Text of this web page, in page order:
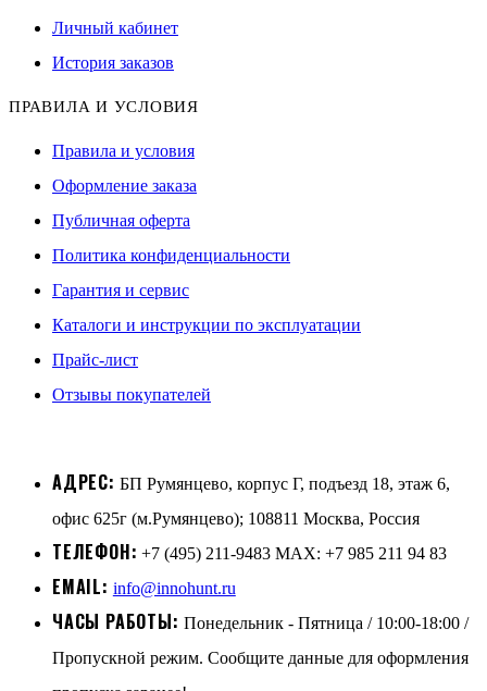
Личный кабинет
История заказов
ПРАВИЛА И УСЛОВИЯ
Правила и условия
Оформление заказа
Публичная оферта
Политика конфиденциальности
Гарантия и сервис
Каталоги и инструкции по эксплуатации
Прайс-лист
Отзывы покупателей
АДРЕС: БП Румянцево, корпус Г, подъезд 18, этаж 6,
офис 625г (м.Румянцево); 108811 Москва, Россия
ТЕЛЕФОН: +7 (495) 211-9483 MAX: +7 985 211 94 83
EMAIL: info@innohunt.ru
ЧАСЫ РАБОТЫ: Понедельник - Пятница / 10:00-18:00 /
Пропускной режим. Сообщите данные для оформления